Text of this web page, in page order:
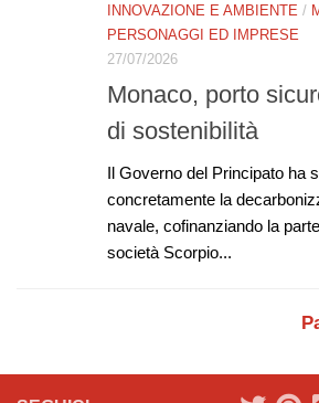
INNOVAZIONE E AMBIENTE /
PERSONAGGI ED IMPRESE
27/07/2026
Monaco, porto
di sostenibilità
Il Governo del Principato ha
concretamente la
navale, cofinanziando la
società Scorpio...